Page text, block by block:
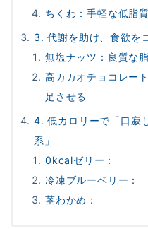
ちくわ：手軽な低脂
3. 代謝を助け、食欲を
無塩ナッツ：良質な
高カカオチョコレー
足させる
4. 低カロリーで「口寂
系」
0kcalゼリー：
冷凍ブルーベリー：
茎わかめ：